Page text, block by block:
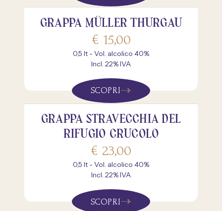
GRAPPA MÜLLER THURGAU
€ 15,00
0,5 lt - Vol. alcolico 40%
Incl. 22% IVA
SCOPRI
GRAPPA STRAVECCHIA DEL
RIFUGIO CRUCOLO
€ 23,00
0,5 lt - Vol. alcolico 40%
Incl. 22% IVA
SCOPRI